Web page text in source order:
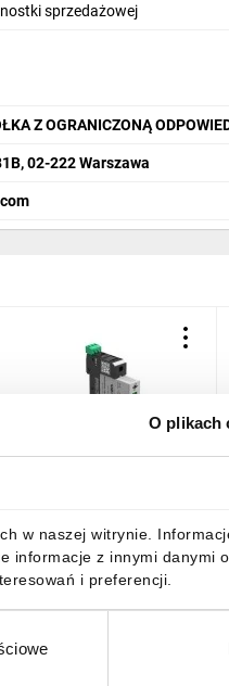
O plikach
w naszej witrynie.
informacje z innymi danymi
i preferencji.
sprzedażowej
Z OGRANICZONĄ
02-222 Warszawa
176,36 złbrutto